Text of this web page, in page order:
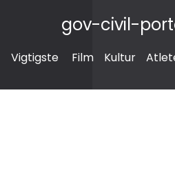
gov-civil-
Vigtigste Film Kultur